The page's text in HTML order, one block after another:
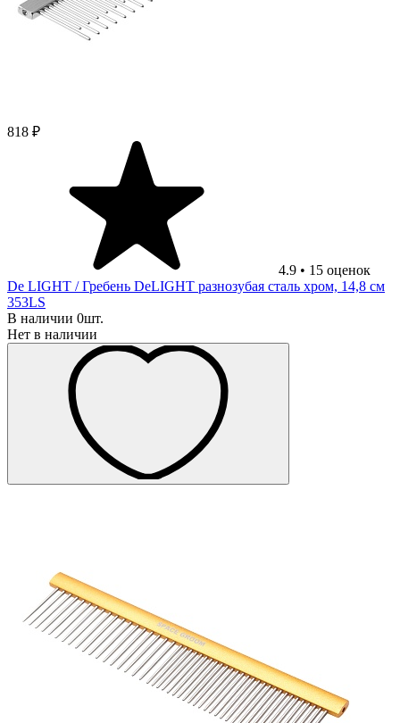
818 ₽
4.9 • 15 оценок
De LIGHT / Гребень DeLIGHT разнозубая сталь хром, 14,8 см
353LS
В наличии 0шт.
Нет в наличии